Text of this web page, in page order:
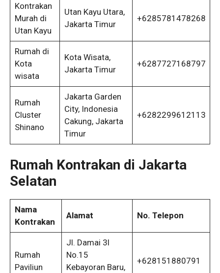
Kontrakan
Murah di
Utan Kayu
Utan Kayu Utara,
Jakarta Timur
+6285781478268
Rumah di
Kota
wisata
Kota Wisata,
Jakarta Timur
+6287727168797
Rumah
Cluster
Shinano
Jakarta Garden
City, Indonesia
Cakung, Jakarta
Timur
+6282299612113
Rumah Kontrakan di Jakarta
Selatan
Nama
Kontrakan
Alamat No. Telepon
Rumah
Paviliun
Jl. Damai 3l
No.15
Kebayoran Baru,
+628151880791